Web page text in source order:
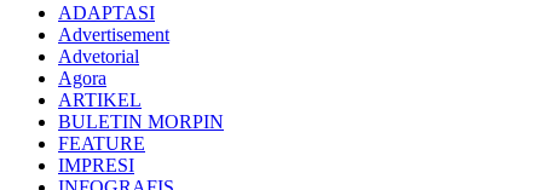
ADAPTASI
Advertisement
Advetorial
Agora
ARTIKEL
BULETIN MORPIN
FEATURE
IMPRESI